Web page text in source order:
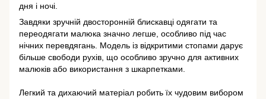
дня і ночі.
Завдяки зручній двосторонній блискавці одягати та
переодягати малюка значно легше, особливо під час
нічних перевдягань. Модель із відкритими стопами дарує
більше свободи рухів, що особливо зручно для активних
малюків або використання з шкарпетками.
Легкий та дихаючий матеріал робить їх чудовим вибором